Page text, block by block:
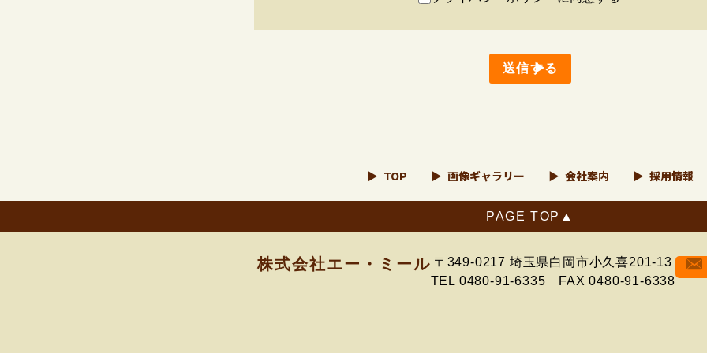
送信する
株式会社エー・ミール 〒349-0217 埼玉県白岡市小久喜201-13
TEL 0480-91-6335 FAX 0480-91-6338
TOP 画像ギャラリー 会社案内 採用情報